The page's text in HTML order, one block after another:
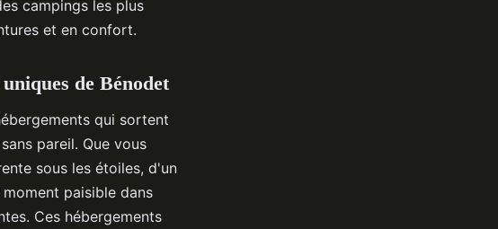
campings les plus
et en confort.
de Bénodet
qui sortent
pareil. Que vous
sous les étoiles, d'un
paisible dans
Ces hébergements